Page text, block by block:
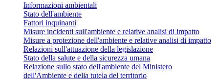
Informazioni ambientali
Stato dell'ambiente
Fattori inquinanti
Misure incidenti sull'ambiente e relative analisi di impatto
Misure a protezione dell'ambiente e relative analisi di impatto
Relazioni sull'attuazione della legislazione
Stato della salute e della sicurezza umana
Relazione sullo stato dell'ambiente del Ministero
dell'Ambiente e della tutela del territorio